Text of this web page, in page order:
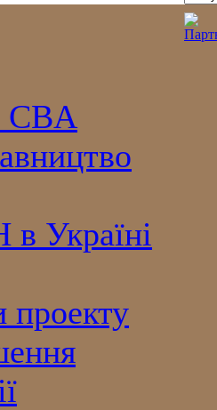
CBA
Україні